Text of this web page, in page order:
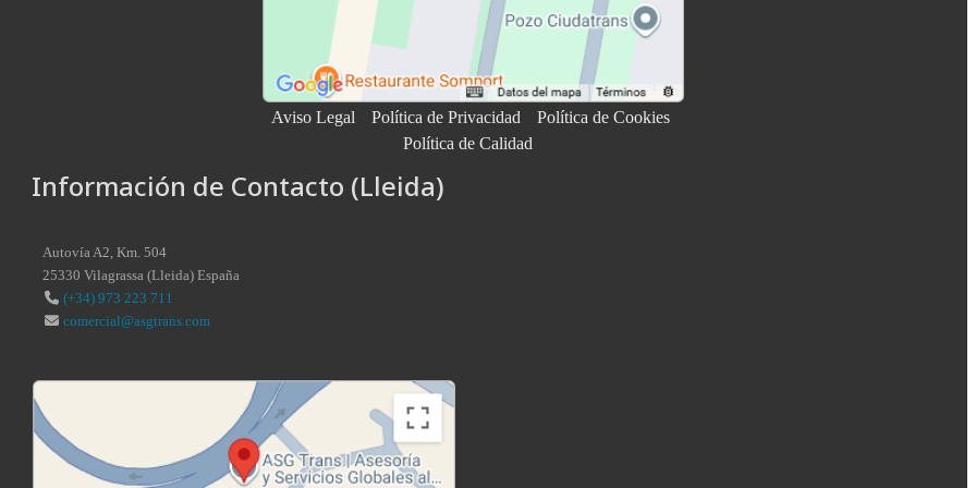
Aviso Legal Política de Privacidad
Política de Cookies
Política de Calidad
Información de Contacto (Lleida)
Autovía A2, Km. 504
25330 Vilagrassa (Lleida) España
(+34) 973 223 711
comercial@asgtrans.com